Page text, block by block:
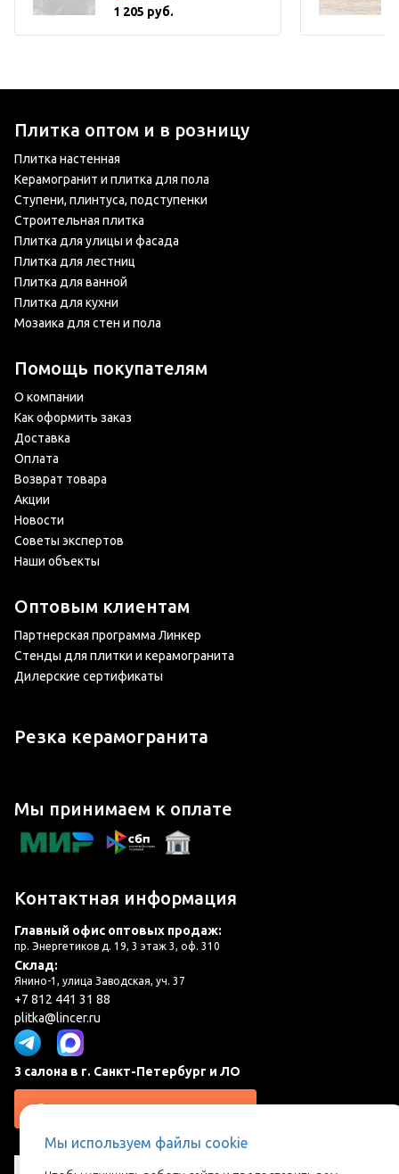
1 205 руб.
Плитка оптом и в розницу
Плитка настенная
Керамогранит и плитка для пола
Ступени, плинтуса, подступенки
Строительная плитка
Плитка для улицы и фасада
Плитка для лестниц
Плитка для ванной
Плитка для кухни
Мозаика для стен и пола
Помощь покупателям
О компании
Как оформить заказ
Доставка
Оплата
Возврат товара
Акции
Новости
Советы экспертов
Наши объекты
Оптовым клиентам
Партнерская программа Линкер
Стенды для плитки и керамогранита
Дилерские сертификаты
Резка керамогранита
Мы принимаем к оплате
Контактная информация
Главный офис оптовых продаж:
пр. Энергетиков д. 19, 3 этаж 3, оф. 310
Склад:
Янино-1, улица Заводская, уч. 37
+7 812 441 31 88
plitka@lincer.ru
3 салона в г. Санкт-Петербург и ЛО
Запросить адреса салонов
Мы используем файлы cookie